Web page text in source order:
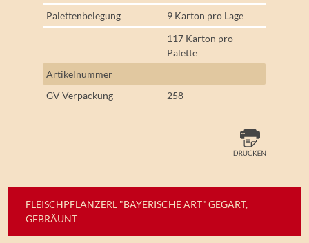
Palettenbelegung
9 Karton pro Lage
117 Karton pro
Palette
Artikelnummer
GV-Verpackung
258
FLEISCHPFLANZERL "BAYERISCHE ART" GEGART,
GEBRÄUNT